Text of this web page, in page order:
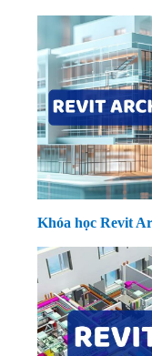
Khóa học Revit